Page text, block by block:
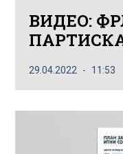
ВИДЕО:
29.04.2022 11:53